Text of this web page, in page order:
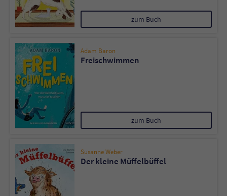
zum Buch
Adam Baron
Freischwimmen
zum Buch
Susanne Weber
Der kleine Müffelbüffel